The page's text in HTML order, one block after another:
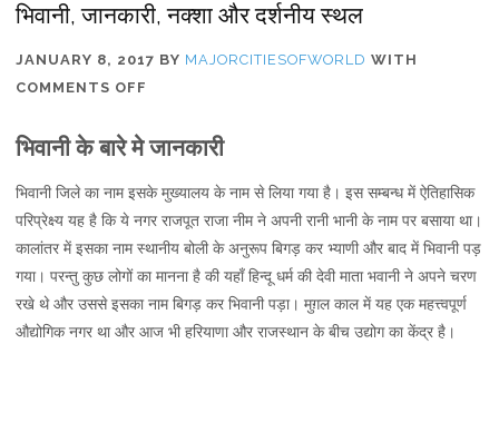
भिवानी, जानकारी, नक्शा और दर्शनीय स्थल
JANUARY 8, 2017 BY MAJORCITIESOFWORLD WITH
COMMENTS OFF
जानकारी,
और
दर्शनीय
स्थल
भिवानी के बारे मे जानकारी
भिवानी जिले का नाम इसके मुख्यालय के नाम से लिया गया है। इस सम्बन्ध में ऐतिहासिक
परिप्रेक्ष्य यह है कि ये नगर राजपूत राजा नीम ने अपनी रानी भानी के नाम पर बसाया था।
कालांतर में इसका नाम स्थानीय बोली के अनुरूप बिगड़ कर भ्याणी और बाद में भिवानी पड़
गया। परन्तु कुछ लोगों का मानना है की यहाँ हिन्दू धर्म की देवी माता भवानी ने अपने चरण
रखे थे और उससे इसका नाम बिगड़ कर भिवानी पड़ा। मुग़ल काल में यह एक महत्त्वपूर्ण
औद्योगिक नगर था और आज भी हरियाणा और राजस्थान के बीच उद्योग का केंद्र है।